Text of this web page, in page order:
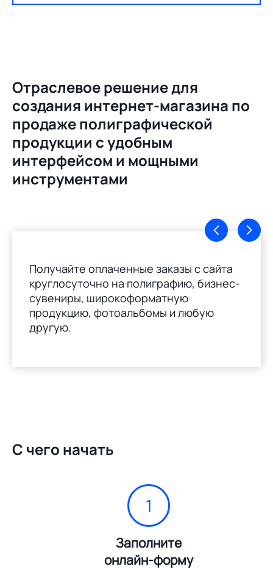
Отраслевое решение для
создания интернет-магазина по
продаже полиграфической
продукции с удобным
интерфейсом и мощными
инструментами
Получайте оплаченные заказы с сайта
круглосуточно на полиграфию, бизнес-
сувениры, широкоформатную
продукцию, фотоальбомы и любую
другую.
С чего начать
1
Заполните
онлайн-форму